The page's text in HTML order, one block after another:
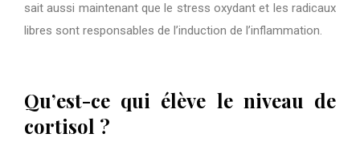
sait aussi maintenant que le stress oxydant et les radicaux
libres sont responsables de l’induction de l’inflammation.
Qu’est-ce qui élève le niveau de
cortisol ?